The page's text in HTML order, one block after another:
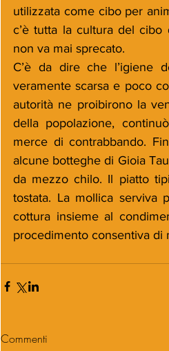
utilizzata come cibo per
c’è tutta la cultura del
non va mai sprecato.
C’è da dire che l’igiene
veramente scarsa e poco
autorità ne proibirono la
della popolazione,
merce di contrabbando.
alcune botteghe di Gioia
da mezzo chilo. Il piatto
tostata. La mollica serviva
cottura insieme al
procedimento consentiva di
Commenti